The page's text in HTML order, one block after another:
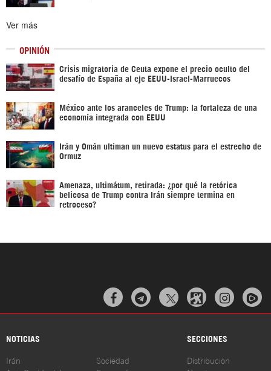
Ver más
OPINIÓN
Crisis migratoria de Ceuta expone el precio oculto del
desafío de España al eje EEUU-Israel-Marruecos
México ante los aranceles de Trump: la fortaleza de una
economía integrada con EEUU
Irán y Omán ultiman un nuevo estatus para el estrecho de
Ormuz
Amenaza, ultimátum, retirada: ¿por qué la retórica
belicosa de Trump contra Irán siempre termina en
retroceso?
  
NOTICIAS SECCIONES
Irán Sociedad Distribución